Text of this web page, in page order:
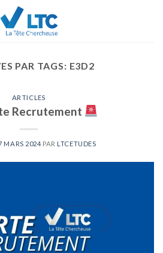
PAR TAGS: E3D2
ARTICLES
Recrutement
MARS 2024 PAR LTCETUDES